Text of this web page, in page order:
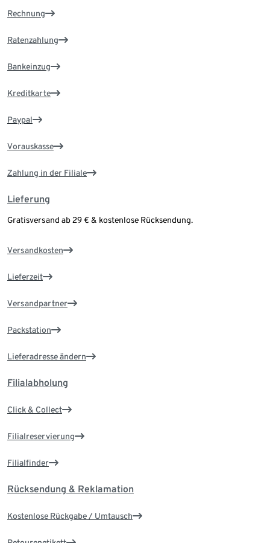
Rechnung
Ratenzahlung
Bankeinzug
Kreditkarte
Paypal
Vorauskasse
Zahlung in der Filiale
Lieferung
Gratisversand ab 29 € & kostenlose Rücksendung.
Versandkosten
Lieferzeit
Versandpartner
Packstation
Lieferadresse ändern
Filialabholung
Click & Collect
Filialreservierung
Filialfinder
Rücksendung & Reklamation
Kostenlose Rückgabe / Umtausch